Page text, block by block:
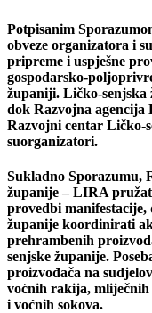
Potpisanim
obveze organizatora i
pripreme i uspješne
gospodarsko-
županiji. Ličko-senjska
dok Razvojna
Razvojni centar Ličko-
suorganizatori.
Sukladno Sporazumu,
županije – LIRA
provedbi
županije koordinirati
prehrambenih
senjske županije.
proizvođača na
voćnih rakija, mliječnih
i voćnih sokova.